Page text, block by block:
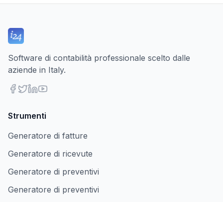
Software di contabilità professionale scelto dalle
aziende in Italy.
Strumenti
Generatore di fatture
Generatore di ricevute
Generatore di preventivi
Generatore di preventivi